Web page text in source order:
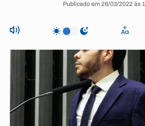
Publicado em 28/03/2022 às